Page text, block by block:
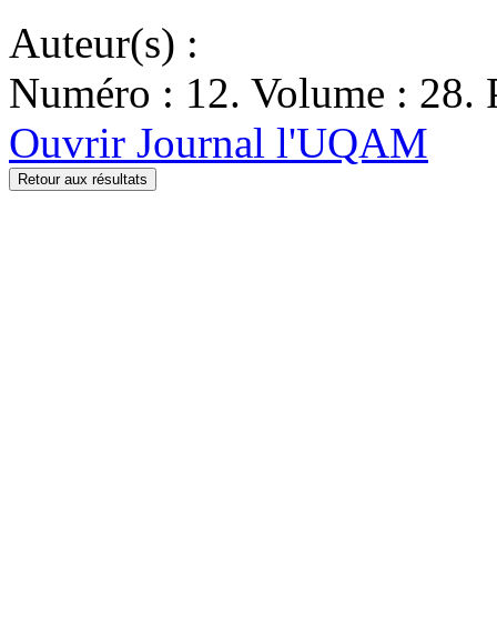
Auteur(s) :
Numéro : 12. Volume : 28.
Ouvrir Journal l'UQAM
Retour aux résultats